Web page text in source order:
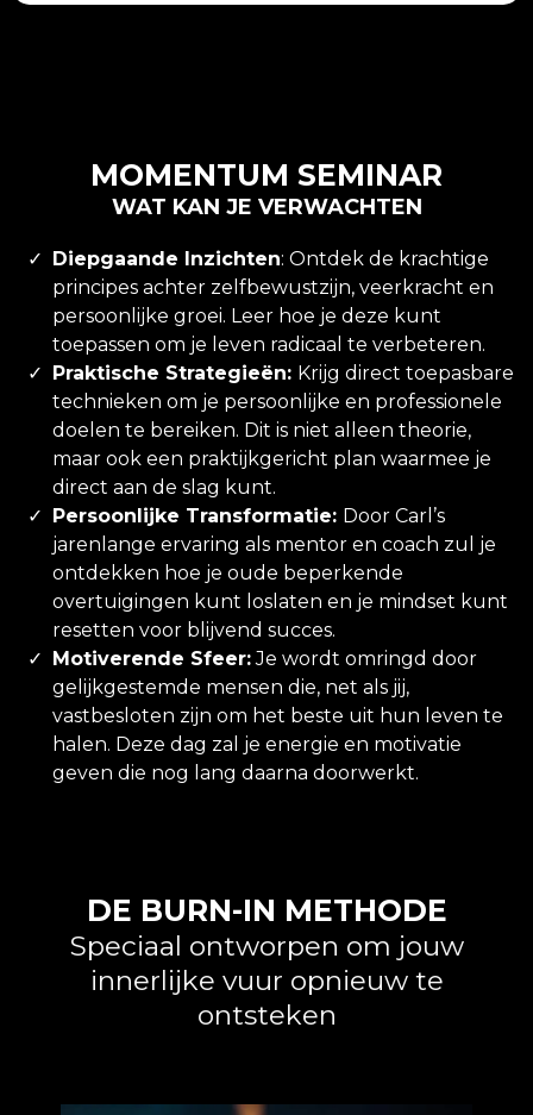
MOMENTUM SEMINAR
WAT KAN JE VERWACHTEN
Diepgaande Inzichten: Ontdek de krachtige
principes achter zelfbewustzijn, veerkracht en
persoonlijke groei. Leer hoe je deze kunt
toepassen om je leven radicaal te verbeteren.
Praktische Strategieën: Krijg direct toepasbare
technieken om je persoonlijke en professionele
doelen te bereiken. Dit is niet alleen theorie,
maar ook een praktijkgericht plan waarmee je
direct aan de slag kunt.
Persoonlijke Transformatie: Door Carl’s
jarenlange ervaring als mentor en coach zul je
ontdekken hoe je oude beperkende
overtuigingen kunt loslaten en je mindset kunt
resetten voor blijvend succes.
Motiverende Sfeer:Je wordt omringd door
gelijkgestemde mensen die, net als jij,
vastbesloten zijn om het beste uit hun leven te
halen. Deze dag zal je energie en motivatie
geven die nog lang daarna doorwerkt.
DE BURN-IN METHODE
Speciaal ontworpen om jouw
innerlijke vuur opnieuw te
ontsteken